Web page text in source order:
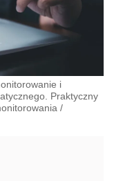
i
Praktyczny
/